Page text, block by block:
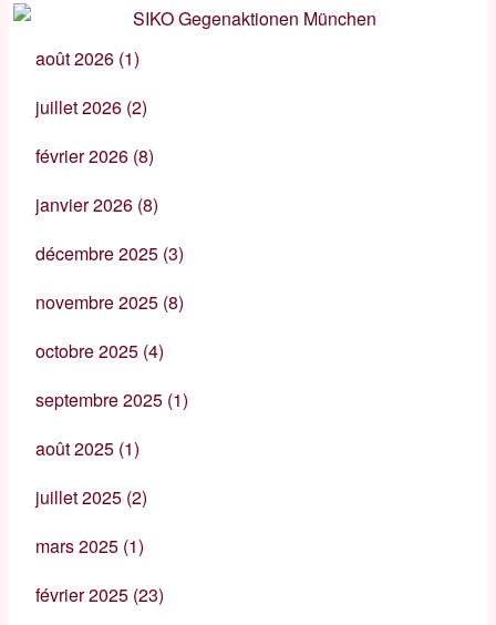
août 2026 (1)
juillet 2026 (2)
février 2026 (8)
janvier 2026 (8)
décembre 2025 (3)
novembre 2025 (8)
octobre 2025 (4)
septembre 2025 (1)
août 2025 (1)
juillet 2025 (2)
mars 2025 (1)
février 2025 (23)